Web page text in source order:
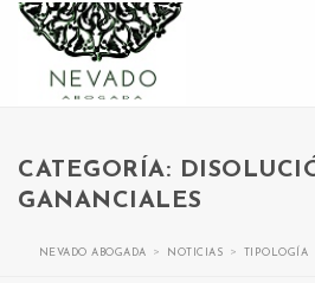
CATEGORÍA:
GANANCIALES
NEVADO ABOGADA > NOTICIAS > TIPOLOGÍA